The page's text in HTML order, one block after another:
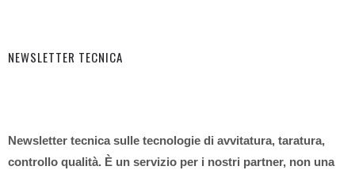
NEWSLETTER TECNICA
Newsletter tecnica sulle tecnologie di avvitatura, taratura,
controllo qualità. È un servizio per i nostri partner, non una